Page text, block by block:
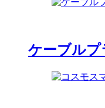
ケーブルプ